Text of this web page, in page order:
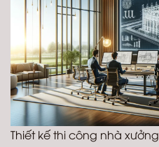
Thiết kế thi công nhà xưởng